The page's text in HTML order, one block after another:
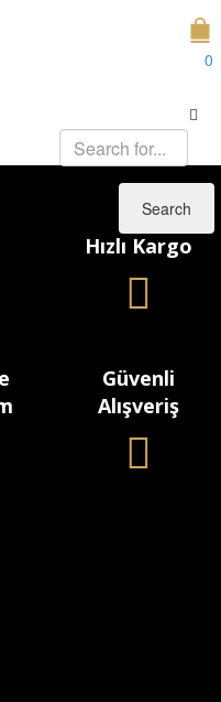
0
Search
Hızlı Kargo
Güvenli
Alışveriş